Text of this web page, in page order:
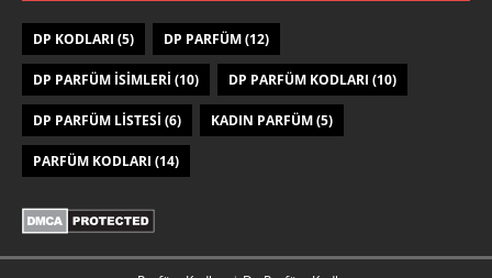
DP KODLARI (5) DP PARFÜM(12)
DP PARFÜM ISIMLERI (10) DP PARFÜM KODLARI (10)
DP PARFÜM LISTESI (6) KADIN PARFÜM(5)
PARFÜM KODLARI (14)